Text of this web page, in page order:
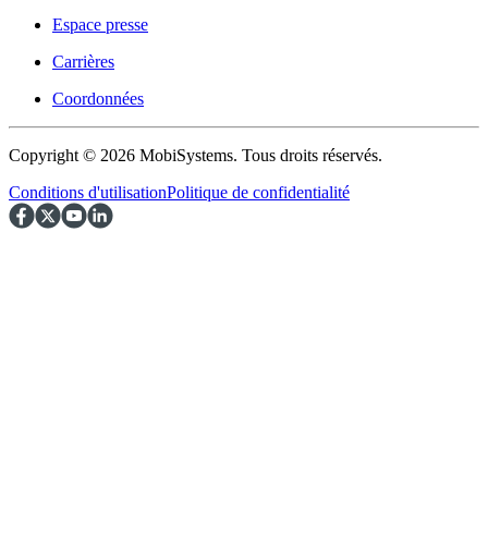
Espace presse
Carrières
Coordonnées
Copyright © 2026 MobiSystems. Tous droits réservés.
Conditions d'utilisationPolitique de confidentialité